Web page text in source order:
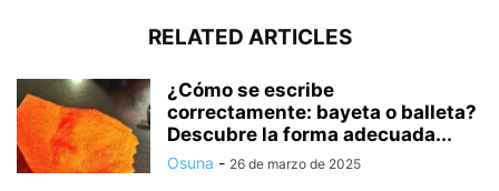
RELATED ARTICLES
¿Cómo se escribe
correctamente: bayeta o balleta?
Descubre la forma adecuada...
Osuna - 26 de marzo de 2025